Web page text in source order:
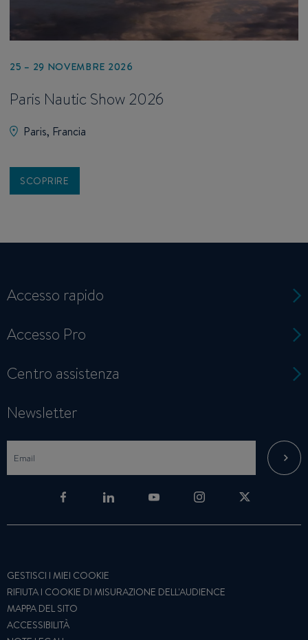
25 – 29 NOVEMBRE 2026
Paris Nautic Show 2026
Paris, Francia
SCOPRIRE
Accesso rapido
Accesso Pro
Centro assistenza
Newsletter
GESTISCI I MIEI COOKIE
RIFIUTA I COOKIE DI MISURAZIONE DELL'AUDIENCE
MAPPA DEL SITO
ACCESSIBILITÀ